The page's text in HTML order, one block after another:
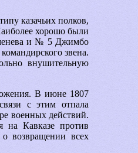
казачьих полков,
хорошо были
и № 5 Джимбо
звена.
внушительную
В июне 1807
с этим отпала
военных действий.
на Кавказе против
возвращении всех